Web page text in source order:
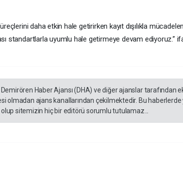
daha etkin hale getirirken kayıt dışılıkla
standartlarla uyumlu hale getirmeye devam ediyoruz.”
Haber Ajansı (DHA) ve diğer ajanslar tarafından
olmadan ajans kanallarından çekilmektedir. Bu haberlerde
sitemizin hiç bir editörü sorumlu tutulamaz...